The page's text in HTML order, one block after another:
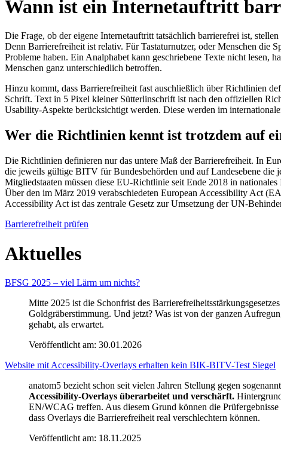
Wann ist ein Internetauftritt
Die Frage, ob der eigene Internetauftritt tatsächlich barrierefrei ist,
Denn Barrierefreiheit ist relativ. Für Tastaturnutzer, oder Menschen die
Probleme haben. Ein Analphabet kann geschriebene Texte nicht lesen,
Menschen ganz unterschiedlich betroffen.
Hinzu kommt, dass Barrierefreiheit fast auschließlich über Richtlinien
Schrift. Text in 5 Pixel kleiner Sütterlinschrift ist nach den offiziellen
Usability-Aspekte berücksichtigt werden. Diese werden im
Wer die Richtlinien kennt ist trotzdem auf
Die Richtlinien definieren nur das untere Maß der Barrierefreiheit. In
die jeweils gültige BITV für Bundesbehörden und auf Landesebene
Mitgliedstaaten müssen diese EU-Richtlinie seit Ende 2018 in
Über den im März 2019 verabschiedeten European Accessibility Act
Accessibility Act ist das zentrale Gesetz zur Umsetzung der UN-
Barrierefreiheit prüfen
Aktuelles
BFSG 2025 – viel Lärm um nichts?
Mitte 2025 ist die Schonfrist des
Goldgräberstimmung. Und jetzt? Was ist von der ganzen
gehabt, als erwartet.
Veröffentlicht am: 30.01.2026
Website mit Accessibility-Overlays erhalten kein BIK-BITV-Test Siegel
anatom5 bezieht schon seit vielen Jahren Stellung gegen
Accessibility-Overlays überarbeitet und verschärft.
EN/WCAG treffen. Aus diesem Grund können die
dass Overlays die Barrierefreiheit real verschlechtern können.
Veröffentlicht am: 18.11.2025